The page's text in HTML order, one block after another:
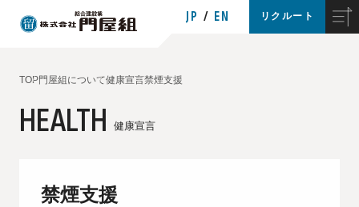
JP EN リクルート
TOP門屋組について健康宣言禁煙支援
HEALTH 健康宣言
禁煙支援